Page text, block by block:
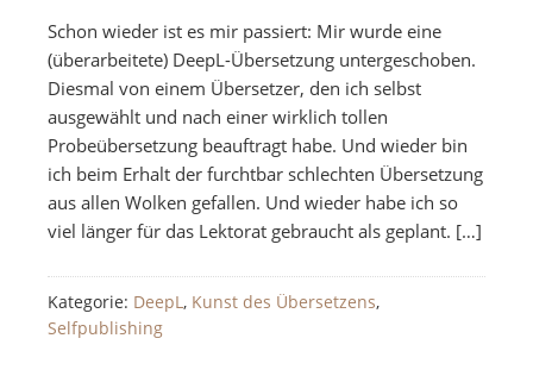
Schon wieder ist es mir passiert: Mir wurde eine
(überarbeitete) DeepL-Übersetzung untergeschoben.
Diesmal von einem Übersetzer, den ich selbst
ausgewählt und nach einer wirklich tollen
Probeübersetzung beauftragt habe. Und wieder bin
ich beim Erhalt der furchtbar schlechten Übersetzung
aus allen Wolken gefallen. Und wieder habe ich so
viel länger für das Lektorat gebraucht als geplant. […]
Kategorie: DeepL, Kunst des Übersetzens,
Selfpublishing